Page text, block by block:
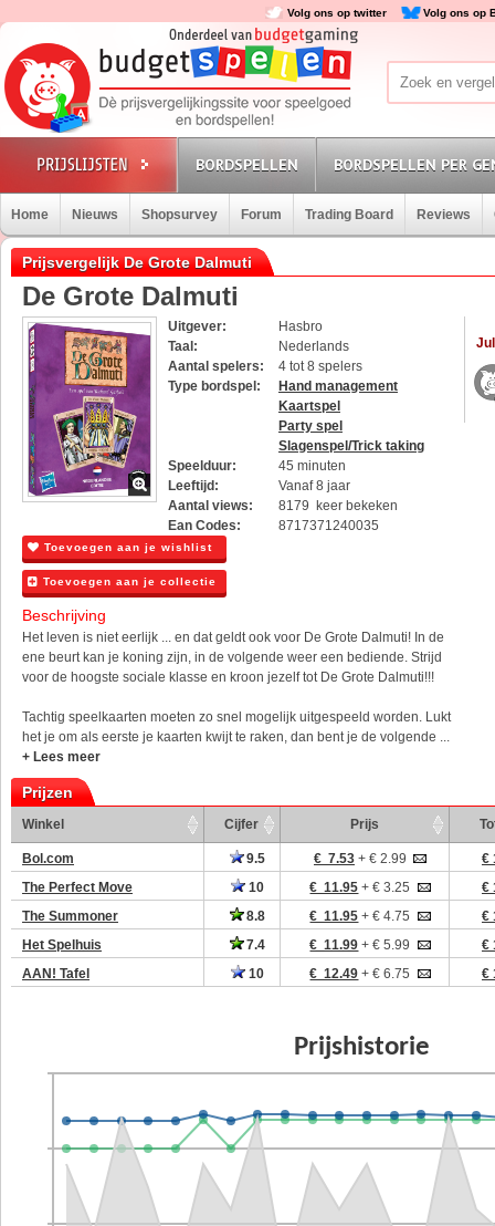
Volg ons op twitter Volg ons op
BORDSPELLEN BORDSPELLEN PER
Home Nieuws Shopsurvey Forum Trading Board Reviews
Prijsvergelijk De Grote Dalmuti
De Grote Dalmuti
Uitgever:
Hasbro
Taal:
Nederlands
Aantal spelers:
4 tot 8 spelers
Type bordspel:
Hand management
Kaartspel
Party spel
Slagenspel/Trick taking
Speelduur:
45 minuten
Leeftijd:
Vanaf 8 jaar
Aantal views:
8179 keer bekeken
Ean Codes:
8717371240035
Toevoegen aan je wishlist
Toevoegen aan je collectie
Beschrijving
Het leven is niet eerlijk ... en dat geldt ook voor De Grote Dalmuti! In de
ene beurt kan je koning zijn, in de volgende weer een bediende. Strijd
voor de hoogste sociale klasse en kroon jezelf tot De Grote Dalmuti!!!
Tachtig speelkaarten moeten zo snel mogelijk uitgespeeld worden. Lukt
het je om als eerste je kaarten kwijt te raken, dan bent je de volgende ...
+ Lees meer
Prijzen
Winkel Cijfer Prijs
Bol.com 9.5 € 7.53 + € 2.99
€
The Perfect Move
10 € 11.95 + € 3.25
€
The Summoner
8.8 € 11.95 + € 4.75
€
Het Spelhuis
7.4 € 11.99 + € 5.99
€
AAN! Tafel
10 € 12.49 + € 6.75 €